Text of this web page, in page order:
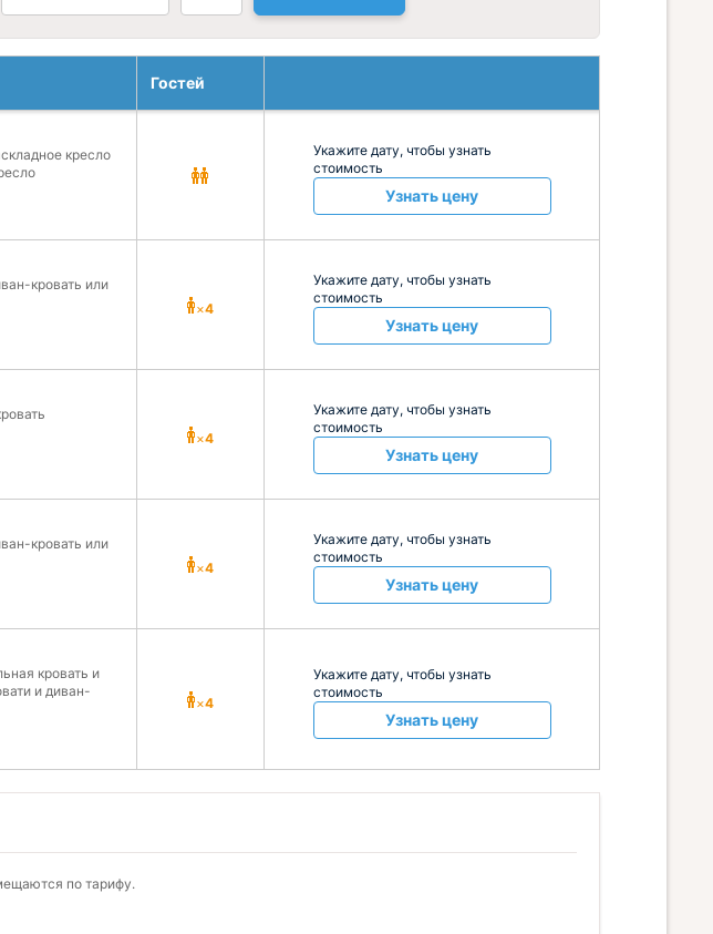
Гостей
кресло
Укажите дату, чтобы узнать
стоимость
Узнать цену
кровать или
×4
Укажите дату, чтобы узнать
стоимость
Узнать цену
×4
Укажите дату, чтобы узнать
стоимость
Узнать цену
кровать или
×4
Укажите дату, чтобы узнать
стоимость
Узнать цену
кровать и
и диван-
×4
Укажите дату, чтобы узнать
стоимость
Узнать цену
по тарифу.